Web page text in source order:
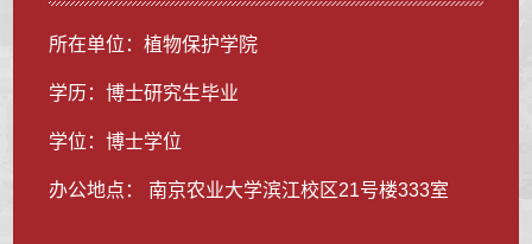
所在单位：植物保护学院
学历：博士研究生毕业
学位：博士学位
办公地点： 南京农业大学滨江校区21号楼333室